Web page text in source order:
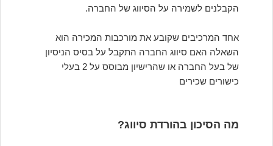
הקבלנים לשמירה על הסיווג של החברה.
אחד המרכיבים שקובע את מורכבות המכירה הוא
השאלה האם סיווג החברה התקבל על בסיס הניסיון
של בעל החברה או שהרישיון מבוסס על 2 בעלי
כישורים שכירים
מה הסיכון בהורדת סיווג?